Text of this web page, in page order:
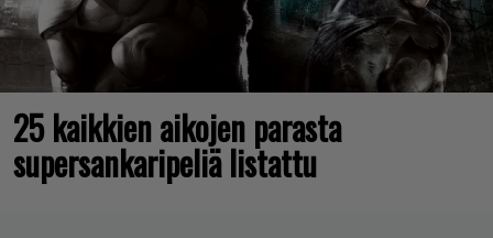
25 kaikkien aikojen parasta
supersankaripeliä listattu